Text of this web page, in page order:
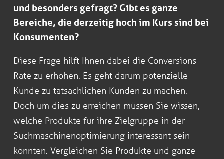
und besonders gefragt? Gibt es ganze
Bereiche, die derzeitig hoch im Kurs sind bei
Konsumenten?
Diese Frage hilft Ihnen dabei die Conversions-
Rate zu erhöhen. Es geht darum potenzielle
Kunde zu tatsächlichen Kunden zu machen.
Doch um dies zu erreichen müssen Sie wissen,
welche Produkte für ihre Zielgruppe in der
Suchmaschinenoptimierung interessant sein
könnten. Vergleichen Sie Produkte und ganze